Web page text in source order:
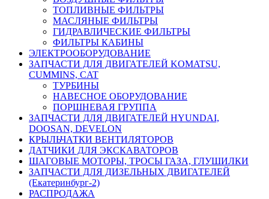
ТОПЛИВНЫЕ ФИЛЬТРЫ
МАСЛЯНЫЕ ФИЛЬТРЫ
ГИДРАВЛИЧЕСКИЕ ФИЛЬТРЫ
ФИЛЬТРЫ КАБИНЫ
ЭЛЕКТРООБОРУДОВАНИЕ
ЗАПЧАСТИ ДЛЯ ДВИГАТЕЛЕЙ KOMATSU,
CUMMINS, CAT
ТУРБИНЫ
НАВЕСНОЕ ОБОРУДОВАНИЕ
ПОРШНЕВАЯ ГРУППА
ЗАПЧАСТИ ДЛЯ ДВИГАТЕЛЕЙ HYUNDAI,
DOOSAN, DEVELON
КРЫЛЬЧАТКИ ВЕНТИЛЯТОРОВ
ДАТЧИКИ ДЛЯ ЭКСКАВАТОРОВ
ШАГОВЫЕ МОТОРЫ, ТРОСЫ ГАЗА, ГЛУШИЛКИ
ЗАПЧАСТИ ДЛЯ ДИЗЕЛЬНЫХ ДВИГАТЕЛЕЙ
(Екатеринбург-2)
РАСПРОДАЖА